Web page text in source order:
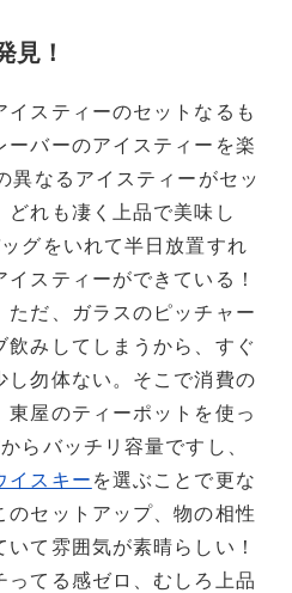
見！
スティーのセットなるも
ーバーのアイスティーを楽
異なるアイスティーがセッ
どれも凄く上品で美味し
グをいれて半日放置すれ
スティーができている！
ただ、ガラスのピッチャー
飲みしてしまうから、すぐ
し勿体ない。そこで消費の
東屋のティーポットを使っ
らバッチリ容量ですし、
イスキー を選ぶことで更な
のセットアップ、物の相性
て雰囲気が素晴らしい！
ってる感ゼロ、むしろ上品